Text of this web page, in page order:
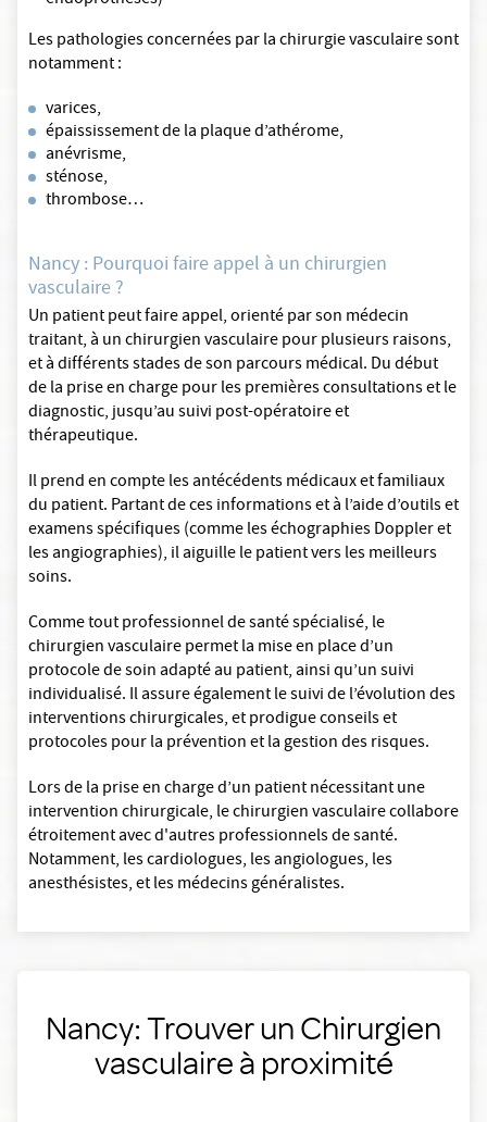
Les pathologies concernées par la chirurgie vasculaire sont
notamment :
varices,
épaississement de la plaque d’athérome,
anévrisme,
sténose,
thrombose…
Nancy : Pourquoi faire appel à un chirurgien
vasculaire ?
Un patient peut faire appel, orienté par son médecin
traitant, à un chirurgien vasculaire pour plusieurs raisons,
et à différents stades de son parcours médical. Du début
de la prise en charge pour les premières consultations et le
diagnostic, jusqu’au suivi post-opératoire et
thérapeutique.
Il prend en compte les antécédents médicaux et familiaux
du patient. Partant de ces informations et à l’aide d’outils et
examens spécifiques (comme les échographies Doppler et
les angiographies), il aiguille le patient vers les meilleurs
soins.
Comme tout professionnel de santé spécialisé, le
chirurgien vasculaire permet la mise en place d’un
protocole de soin adapté au patient, ainsi qu’un suivi
individualisé. Il assure également le suivi de l’évolution des
interventions chirurgicales, et prodigue conseils et
protocoles pour la prévention et la gestion des risques.
Lors de la prise en charge d’un patient nécessitant une
intervention chirurgicale, le chirurgien vasculaire collabore
étroitement avec d'autres professionnels de santé.
Notamment, les cardiologues, les angiologues, les
anesthésistes, et les médecins généralistes.
Nancy: Trouver un Chirurgien
vasculaire à proximité